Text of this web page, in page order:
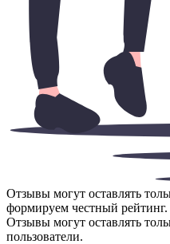
Отзывы могут оставлять
формируем честный рейтинг.
Отзывы могут оставлять
пользователи.